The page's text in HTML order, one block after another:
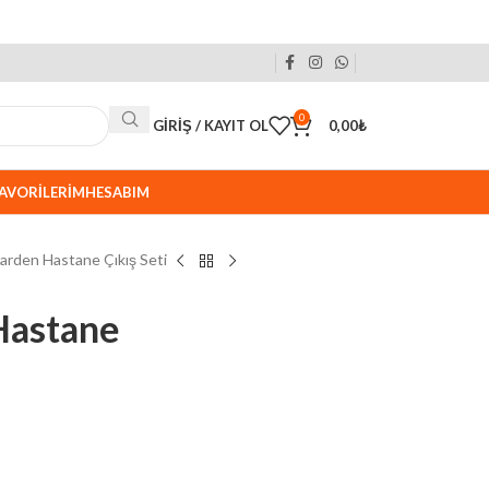
GIRIŞ / KAYIT OL 0 0,00₺
HESABIM
Hastane Çıkış Seti